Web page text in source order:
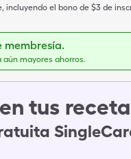
incluyendo el bono de $3 de
membresía.
aún mayores ahorros.
en tus